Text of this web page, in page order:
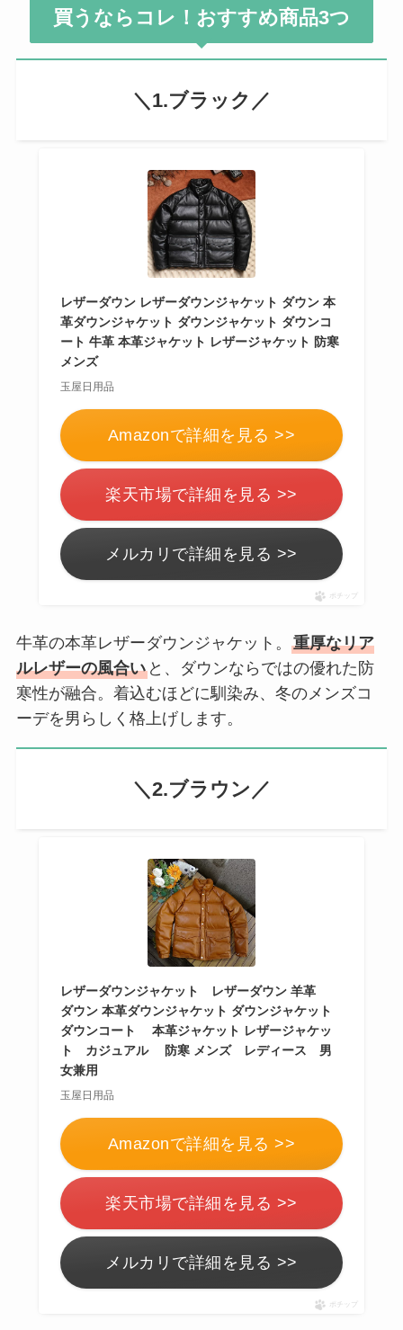
買うならコレ！おすすめ商品3つ
＼1.ブラック／
レザーダウン レザーダウンジャケット ダウン 本
革ダウンジャケット ダウンジャケット ダウンコ
ート 牛革 本革ジャケット レザージャケット 防寒
メンズ
玉屋日用品
Amazonで詳細を見る >>
楽天市場で詳細を見る >>
メルカリで詳細を見る >>
ポチップ
牛革の本革レザーダウンジャケット。 重厚なリア
ルレザーの風合いと、ダウンならではの優れた防
寒性が融合。着込むほどに馴染み、冬のメンズコ
ーデを男らしく格上げします。
＼2.ブラウン／
レザーダウンジャケット レザーダウン 羊革
ダウン 本革ダウンジャケット ダウンジャケット
ダウンコート 本革ジャケット レザージャケッ
ト カジュアル 防寒 メンズ レディース 男
女兼用
玉屋日用品
Amazonで詳細を見る >>
楽天市場で詳細を見る >>
メルカリで詳細を見る >>
ポチップ